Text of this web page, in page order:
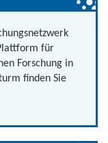
für
Forschung in
finden Sie